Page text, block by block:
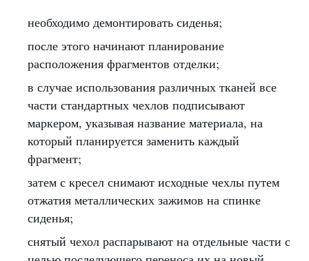
необходимо демонтировать сиденья;
после этого начинают планирование
расположения фрагментов отделки;
в случае использования различных тканей все
части стандартных чехлов подписывают
маркером, указывая название материала, на
который планируется заменить каждый
фрагмент;
затем с кресел снимают исходные чехлы путем
отжатия металлических зажимов на спинке
сиденья;
снятый чехол распарывают на отдельные части с